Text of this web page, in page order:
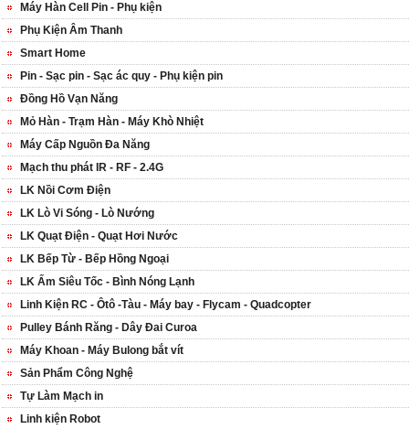
Máy Hàn Cell Pin - Phụ kiện
Phụ Kiện Âm Thanh
Smart Home
Pin - Sạc pin - Sạc ác quy - Phụ kiện pin
Đồng Hồ Vạn Năng
Mỏ Hàn - Trạm Hàn - Máy Khò Nhiệt
Máy Cấp Nguồn Đa Năng
Mạch thu phát IR - RF - 2.4G
LK Nồi Cơm Điện
LK Lò Vi Sóng - Lò Nướng
LK Quạt Điện - Quạt Hơi Nước
LK Bếp Từ - Bếp Hồng Ngoại
LK Ấm Siêu Tốc - Bình Nóng Lạnh
Linh Kiện RC - Ôtô -Tàu - Máy bay - Flycam - Quadcopter
Pulley Bánh Răng - Dây Đai Curoa
Máy Khoan - Máy Bulong bắt vít
Sản Phẩm Công Nghệ
Tự Làm Mạch in
Linh kiện Robot